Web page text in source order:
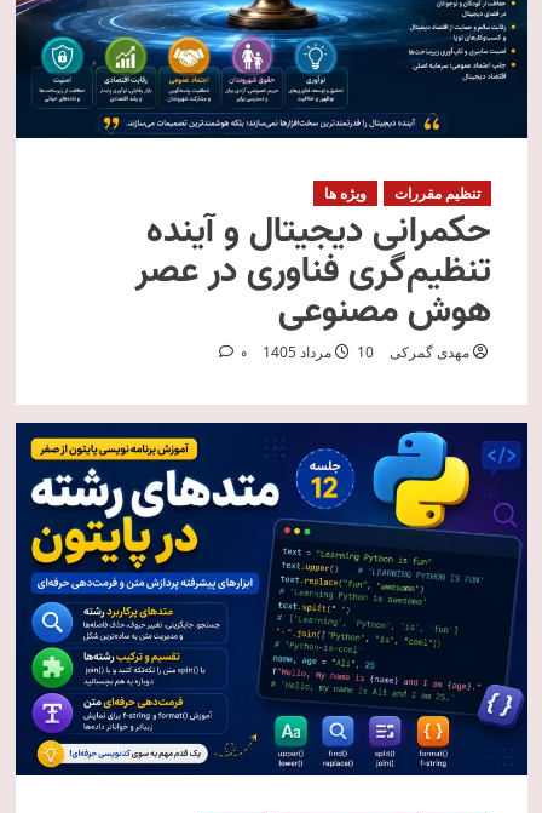
تنظیم مقررات ویژه ها
حکمرانی دیجیتال و آینده
تنظیم‌گری فناوری در عصر
هوش مصنوعی
مهدی گمرکی 10 مرداد 1405 0